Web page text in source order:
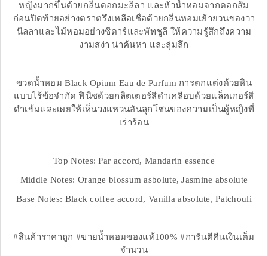
หญิงมากขึ้นด้วยกลิ่นดอกมะลิลา และหัวน้ำหอมจากดอกส้ม
ก่อนปิดท้ายอย่างตราตรึงเหลือเชื่อด้วยกลิ่นหอมเย้ายวนของวา
นิลลาและไม้หอมอย่างซีดาร์และพัทชูลี ให้ความรู้สึกถึงความ
งามสง่า น่าค้นหา และลุ่มลึก
ขวดน้ำหอม Black Opium Eau de Parfum การตกแต่งด้วยหิน
แบบไร้ข้อจำกัด ฟินิชด้วยกลิตเตอร์สีดำเคลือบด้วยแล็คเกอร์สี
ดำเข้มและเผยให้เห็นวงแหวนอันลุกโชนของความเป็นผู้หญิงที่
เร่าร้อน
Top Notes: Par accord, Mandarin essence
Middle Notes: Orange blossum asbolute, Jasmine absolute
Base Notes: Black coffee accord, Vanilla absolute, Patchouli
#สินค้าราคาถูก #ขายน้ำหอมของแท้100% #การันตีคืนเงินเต็ม
จำนวน